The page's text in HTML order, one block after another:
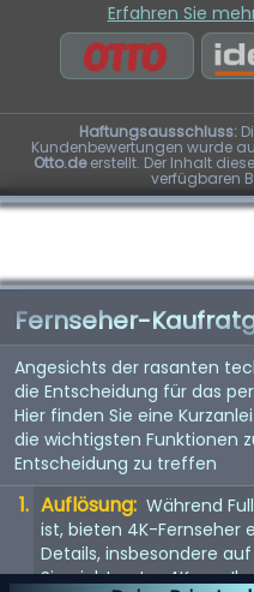
Erfahren Sie
Haftungsausschluss:
Kundenbewertungen wurde
Otto.deerstellt. Der Inhalt
verfügbaren
Fernseher-
Angesichts der rasanten
die Entscheidung für das
Hier finden Sie eine
die wichtigsten Funktionen
Entscheidung zu treffen
Auflösung: Während
ist, bieten 4K-Fernseher
Details, insbesondere
Sie nicht unter 4K, um